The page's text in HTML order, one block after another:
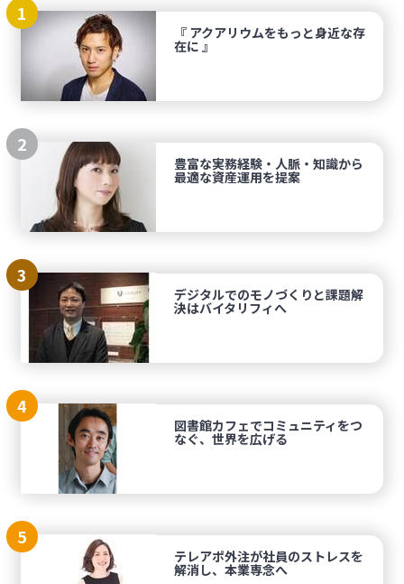
1
『 アクアリウムをもっと身近な存
在に 』
2
豊富な実務経験・人脈・知識から
最適な資産運用を提案
3
デジタルでのモノづくりと課題解
決はバイタリフィへ
4
図書館カフェでコミュニティをつ
なぐ、世界を広げる
5
テレアポ外注が社員のストレスを
解消し、本業専念へ